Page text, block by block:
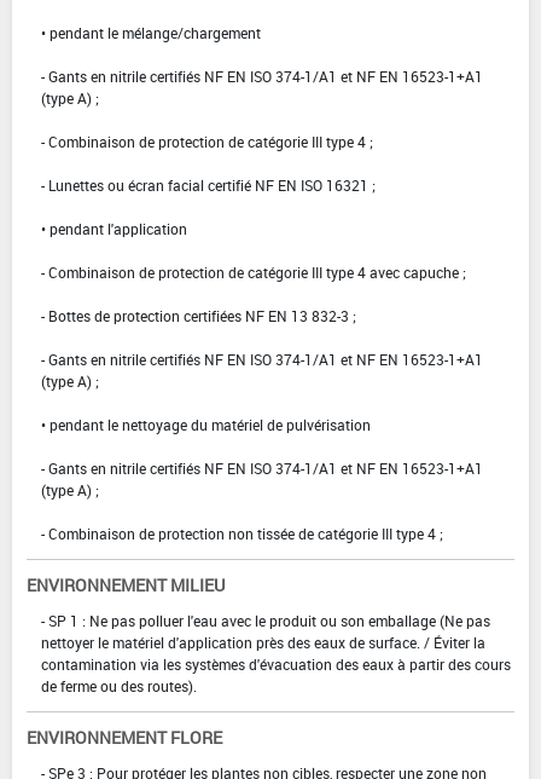
• pendant le mélange/chargement
- Gants en nitrile certifiés NF EN ISO 374-1/A1 et NF EN 16523-1+A1
(type A) ;
- Combinaison de protection de catégorie III type 4 ;
- Lunettes ou écran facial certifié NF EN ISO 16321 ;
• pendant l'application
- Combinaison de protection de catégorie III type 4 avec capuche ;
- Bottes de protection certifiées NF EN 13 832-3 ;
- Gants en nitrile certifiés NF EN ISO 374-1/A1 et NF EN 16523-1+A1
(type A) ;
• pendant le nettoyage du matériel de pulvérisation
- Gants en nitrile certifiés NF EN ISO 374-1/A1 et NF EN 16523-1+A1
(type A) ;
- Combinaison de protection non tissée de catégorie III type 4 ;
ENVIRONNEMENT MILIEU
- SP 1 : Ne pas polluer l'eau avec le produit ou son emballage (Ne pas
nettoyer le matériel d'application près des eaux de surface. / Éviter la
contamination via les systèmes d'évacuation des eaux à partir des cours
de ferme ou des routes).
ENVIRONNEMENT FLORE
- SPe 3 : Pour protéger les plantes non cibles, respecter une zone non